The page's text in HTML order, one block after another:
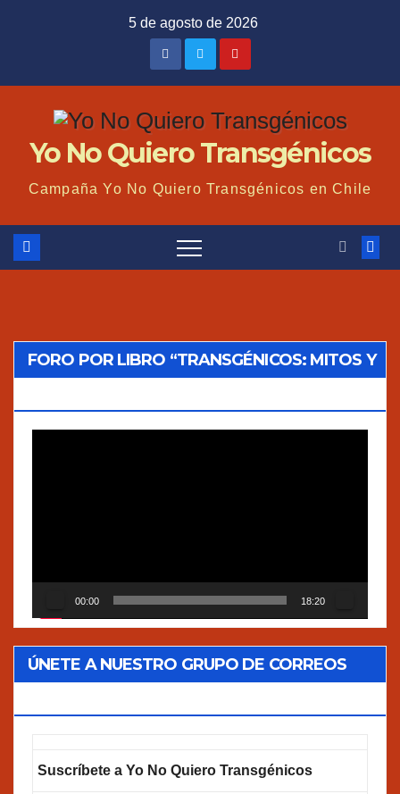
5 de agosto de 2026
Yo No Quiero Transgénicos
Campaña Yo No Quiero Transgénicos en Chile
FORO POR LIBRO “TRANSGÉNICOS: MITOS Y
00:00 18:20
ÚNETE A NUESTRO GRUPO DE CORREOS
Suscríbete a Yo No Quiero Transgénicos